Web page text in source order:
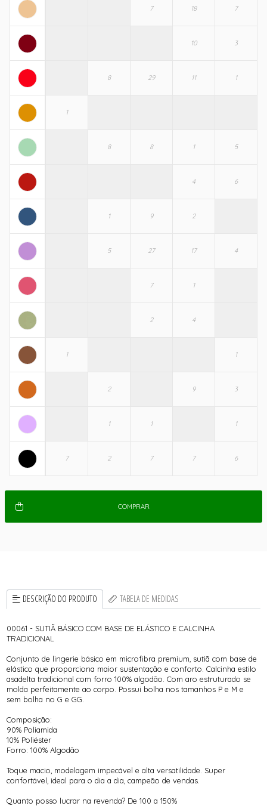
COMPRAR
DESCRIÇÃO DO PRODUTO TABELA DE MEDIDAS
00061 - SUTIÃ BÁSICO COM BASE DE ELÁSTICO E CALCINHA
TRADICIONAL
Conjunto de lingerie básico em microfibra premium, sutiã com base de
elástico que proporciona maior sustentação e conforto. Calcinha estilo
asadelta tradicional com forro 100% algodão. Com aro estruturado se
molda perfeitamente ao corpo. Possui bolha nos tamanhos P e M e
sem bolha no G e GG.
Composição:
90% Poliamida
10% Poliéster
Forro: 100% Algodão
Toque macio, modelagem impecável e alta versatilidade. Super
confortável, ideal para o dia a dia, campeão de vendas.
Quanto posso lucrar na revenda? De 100 a 150%